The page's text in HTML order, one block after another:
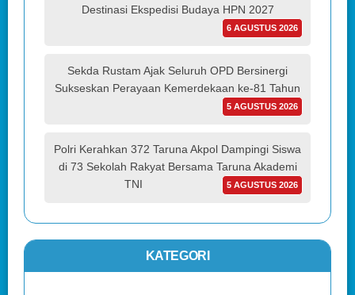
Destinasi Ekspedisi Budaya HPN 2027
6 AGUSTUS 2026
Sekda Rustam Ajak Seluruh OPD Bersinergi
Sukseskan Perayaan Kemerdekaan ke-81 Tahun
5 AGUSTUS 2026
Polri Kerahkan 372 Taruna Akpol Dampingi Siswa
di 73 Sekolah Rakyat Bersama Taruna Akademi
TNI
5 AGUSTUS 2026
KATEGORI